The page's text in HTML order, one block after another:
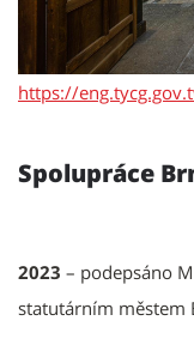
https://
Spolupráce
2023 – podepsáno
statutárním městem